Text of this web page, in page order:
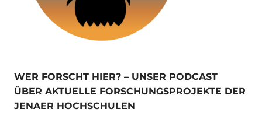
WER FORSCHT HIER? – UNSER PODCAST
ÜBER AKTUELLE FORSCHUNGSPROJEKTE DER
JENAER HOCHSCHULEN